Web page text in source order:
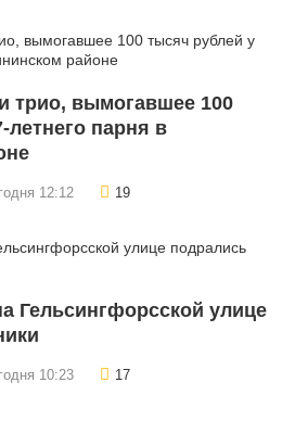
трио, вымогавшее 100
летнего парня в
12:12 19
Гельсингфорсской улице
10:23 17